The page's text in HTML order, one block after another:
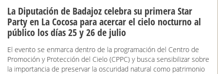
La Diputación de Badajoz celebra su primera Star
Party en La Cocosa para acercar el cielo nocturno al
público los días 25 y 26 de julio
El evento se enmarca dentro de la programación del Centro de
Promoción y Protección del Cielo (CPPC) y busca sensibilizar sobre
la importancia de preservar la oscuridad natural como patrimonio